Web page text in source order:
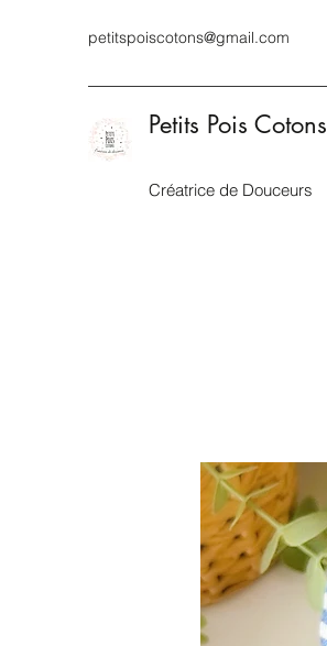
petitspoiscotons@gmail.com
Petits Pois Cotons
Créatrice de Douceurs